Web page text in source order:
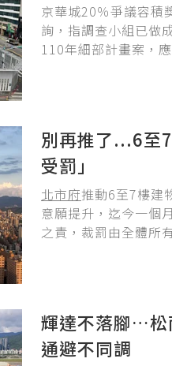
京華城20％爭議容積
詢，指調查小組已做
110年細部計畫案，
別再推了...6至
受罰」
北市府推動6至7樓建
意願提升，迄今一個
之責，裁罰由全體所
輝達不落腳…松
通避不同調